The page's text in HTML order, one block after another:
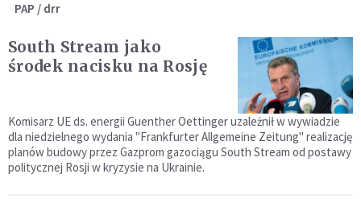
PAP / drr
South Stream jako
środek nacisku na Rosję
Komisarz UE ds. energii Guenther Oettinger uzależnił w wywiadzie
dla niedzielnego wydania "Frankfurter Allgemeine Zeitung" realizację
planów budowy przez Gazprom gazociągu South Stream od postawy
politycznej Rosji w kryzysie na Ukrainie.